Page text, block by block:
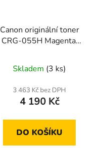
Canon originální toner
CRG-055H Magenta,
Skladem (3 ks)
3 463 Kč bez DPH
4 190 Kč
DO KOŠÍKU